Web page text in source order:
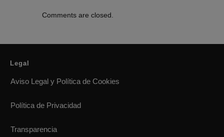
Comments are closed.
Legal
Aviso Legal y Política de Cookies
Política de Privacidad
Transparencia